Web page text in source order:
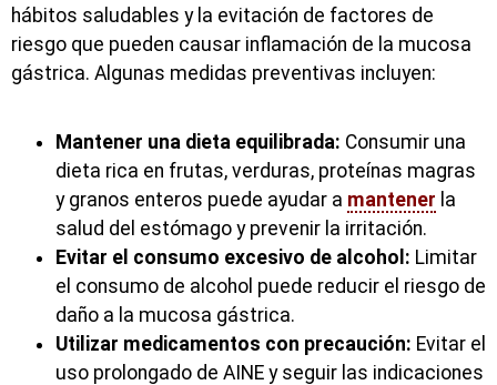
hábitos saludables y la evitación de factores de
riesgo que pueden causar inflamación de la mucosa
gástrica. Algunas medidas preventivas incluyen:
Mantener una dieta equilibrada: Consumir una
dieta rica en frutas, verduras, proteínas magras
y granos enteros puede ayudar a mantener la
salud del estómago y prevenir la irritación.
Evitar el consumo excesivo de alcohol: Limitar
el consumo de alcohol puede reducir el riesgo de
daño a la mucosa gástrica.
Utilizar medicamentos con precaución: Evitar el
uso prolongado de AINE y seguir las indicaciones